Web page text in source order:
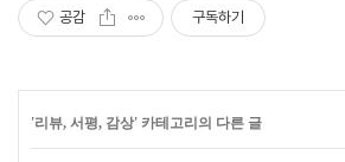
공감 구독하기
'리뷰, 서평, 감상' 카테고리의 다른 글